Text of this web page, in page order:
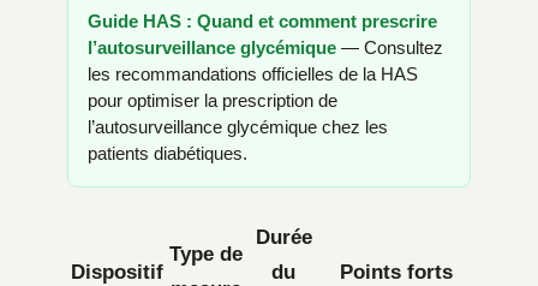
Guide HAS : Quand et comment prescrire
l’autosurveillance glycémique — Consultez
les recommandations officielles de la HAS
pour optimiser la prescription de
l’autosurveillance glycémique chez les
patients diabétiques.
Dispositif
Type de
Durée
du
Points forts